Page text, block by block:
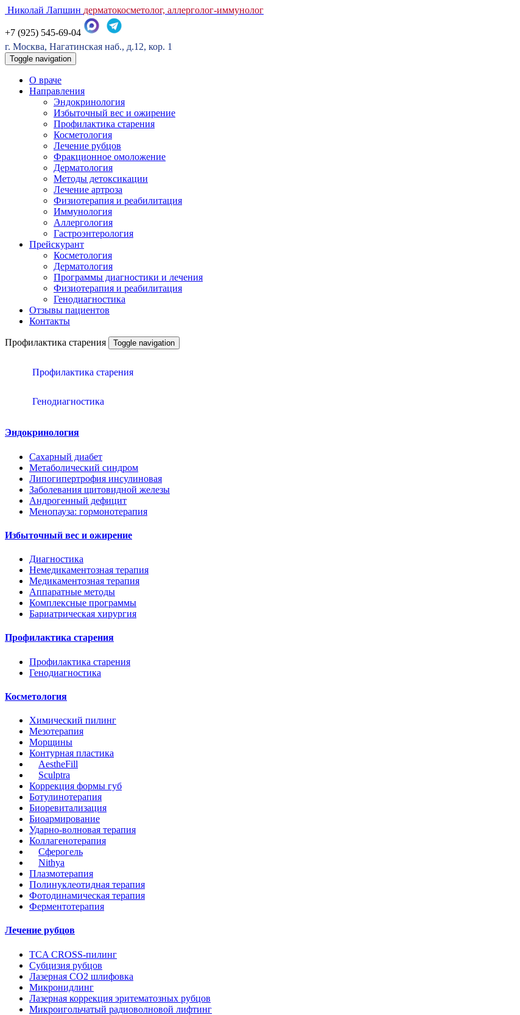
Николай Лапшин дерматокосметолог, аллерголог-иммунолог
+7 (925) 545-69-04
г. Москва, Нагатинская наб., д.12, кор. 1
Toggle navigation
О враче
Направления
Эндокринология
Избыточный вес и ожирение
Профилактика старения
Косметология
Лечение рубцов
Фракционное омоложение
Дерматология
Методы детоксикации
Лечение артроза
Физиотерапия и реабилитация
Иммунология
Аллергология
Гастроэнтерология
Прейскурант
Косметология
Дерматология
Программы диагностики и лечения
Физиотерапия и реабилитация
Генодиагностика
Отзывы пациентов
Контакты
Профилактика старения Toggle navigation
Профилактика старения
Генодиагностика
Эндокринология
Сахарный диабет
Метаболический синдром
Липогипертрофия инсулиновая
Заболевания щитовидной железы
Андрогенный дефицит
Менопауза: гормонотерапия
Избыточный вес и ожирение
Диагностика
Немедикаментозная терапия
Медикаментозная терапия
Аппаратные методы
Комплексные программы
Бариатрическая хирургия
Профилактика старения
Профилактика старения
Генодиагностика
Косметология
Химический пилинг
Мезотерапия
Морщины
Контурная пластика
AestheFill
Sculptrа
Коррекция формы губ
Ботулинотерапия
Биоревитализация
Биоармирование
Ударно-волновая терапия
Коллагенотерапия
Сферогель
Nithya
Плазмотерапия
Полинуклеотидная терапия
Фотодинамическая терапия
Ферментотерапия
Лечение рубцов
TCA CROSS-пилинг
Субцизия рубцов
Лазерная СО2 шлифовка
Микронидлинг
Лазерная коррекция эритематозных рубцов
Микроигольчатый радиоволновой лифтинг